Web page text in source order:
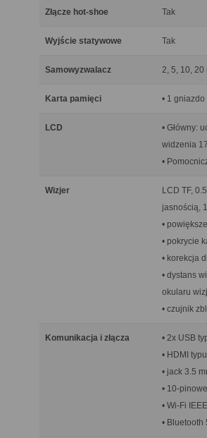
Złącze hot-shoe Tak
Wyjście statywowe Tak
Samowyzwalacz 2, 5, 10, 20
Karta pamięci • 1
LCD
• Główny:
widzenia
•
Wizjer
LCD TF,
jasnością,
•
• pokrycie
• korekcja
• dystans
okularu
• czujnik
Komunikacja i złącza
• 2x USB
• HDMI
• jack 3.5
• 10-
• Wi-Fi
• Bluetooth